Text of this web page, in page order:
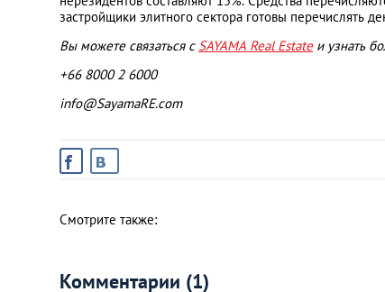
застройщики элитного сектора готовы перечислять
Вы можете связаться с SAYAMA Real Estateи узнать
+66 8000 2 6000
info@SayamaRE.com
Смотрите также:
Комментарии (1)